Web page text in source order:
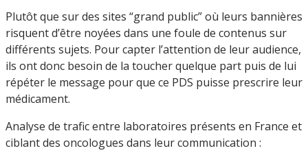
Plutôt que sur des sites “grand public” où leurs bannières
risquent d’être noyées dans une foule de contenus sur
différents sujets. Pour capter l’attention de leur audience,
ils ont donc besoin de la toucher quelque part puis de lui
répéter le message pour que ce PDS puisse prescrire leur
médicament.
Analyse de trafic entre laboratoires présents en France et
ciblant des oncologues dans leur communication :